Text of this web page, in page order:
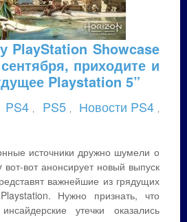
PlayStation Showcase
приходите и
Playstation 5”
PS4 PS5 Новости PS4
источники дружно шумели о
вот анонсирует новый выпуск
важнейшие из грядущих
Нужно признать, что
утечки оказались